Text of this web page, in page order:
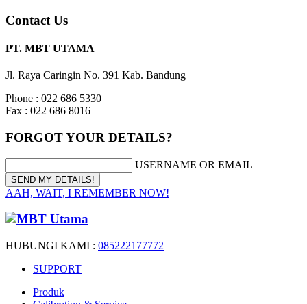
Contact Us
PT. MBT UTAMA
Jl. Raya Caringin No. 391 Kab. Bandung
Phone : 022 686 5330
Fax : 022 686 8016
FORGOT YOUR DETAILS?
USERNAME OR EMAIL
AAH, WAIT, I REMEMBER NOW!
HUBUNGI KAMI : 085222177772
SUPPORT
Produk